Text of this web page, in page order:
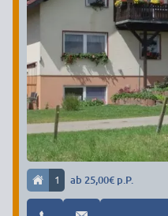
1 ab 25,00€ p.P.